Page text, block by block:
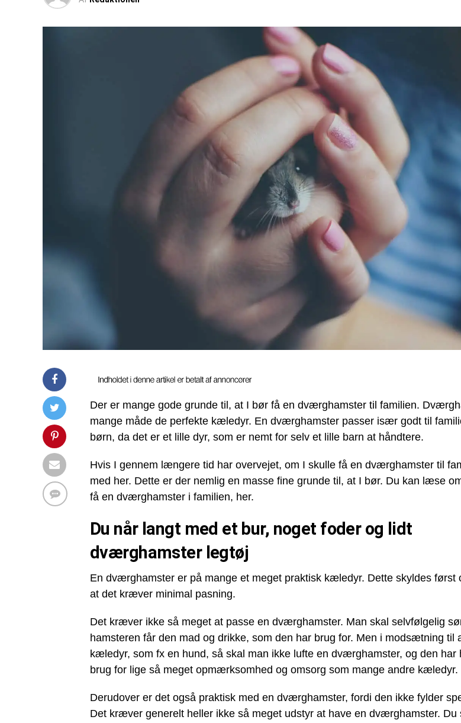
Der er mange gode grunde til, at I bør få en dværghamster til familien.
mange måde de perfekte kæledyr. En dværghamster passer især godt til
børn, da det er et lille dyr, som er nemt for selv et lille barn at håndtere.
Hvis I gennem længere tid har overvejet, om I skulle få en dværghamster til
med her. Dette er der nemlig en masse fine grunde til, at I bør. Du kan læse
få en dværghamster i familien, her.
Du når langt med et bur, noget foder og lidt
dværghamster legtøj
En dværghamster er på mange et meget praktisk kæledyr. Dette skyldes først
at det kræver minimal pasning.
Det kræver ikke så meget at passe en dværghamster. Man skal selvfølgelig
hamsteren får den mad og drikke, som den har brug for. Men i modsætning til
kæledyr, som fx en hund, så skal man ikke lufte en dværghamster, og den har
brug for lige så meget opmærksomhed og omsorg som mange andre kæledyr.
Derudover er det også praktisk med en dværghamster, fordi den ikke fylder
Det kræver generelt heller ikke så meget udstyr at have en dværghamster. Du